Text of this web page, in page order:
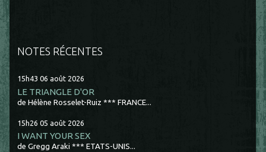
NOTES RÉCENTES
15h43 06 août 2026
LE TRIANGLE D'OR
de Hélène Rosselet-Ruiz *** FRANCE...
15h26 05 août 2026
I WANT YOUR SEX
de Gregg Araki *** ETATS-UNIS...